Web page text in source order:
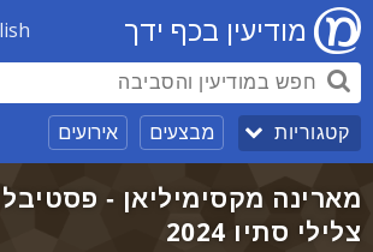
מודיעין בכף ידך
קטגוריות מבצעים אירועים
מארינה מקסימיליאן - פסטיבל
צלילי סתיו 2024